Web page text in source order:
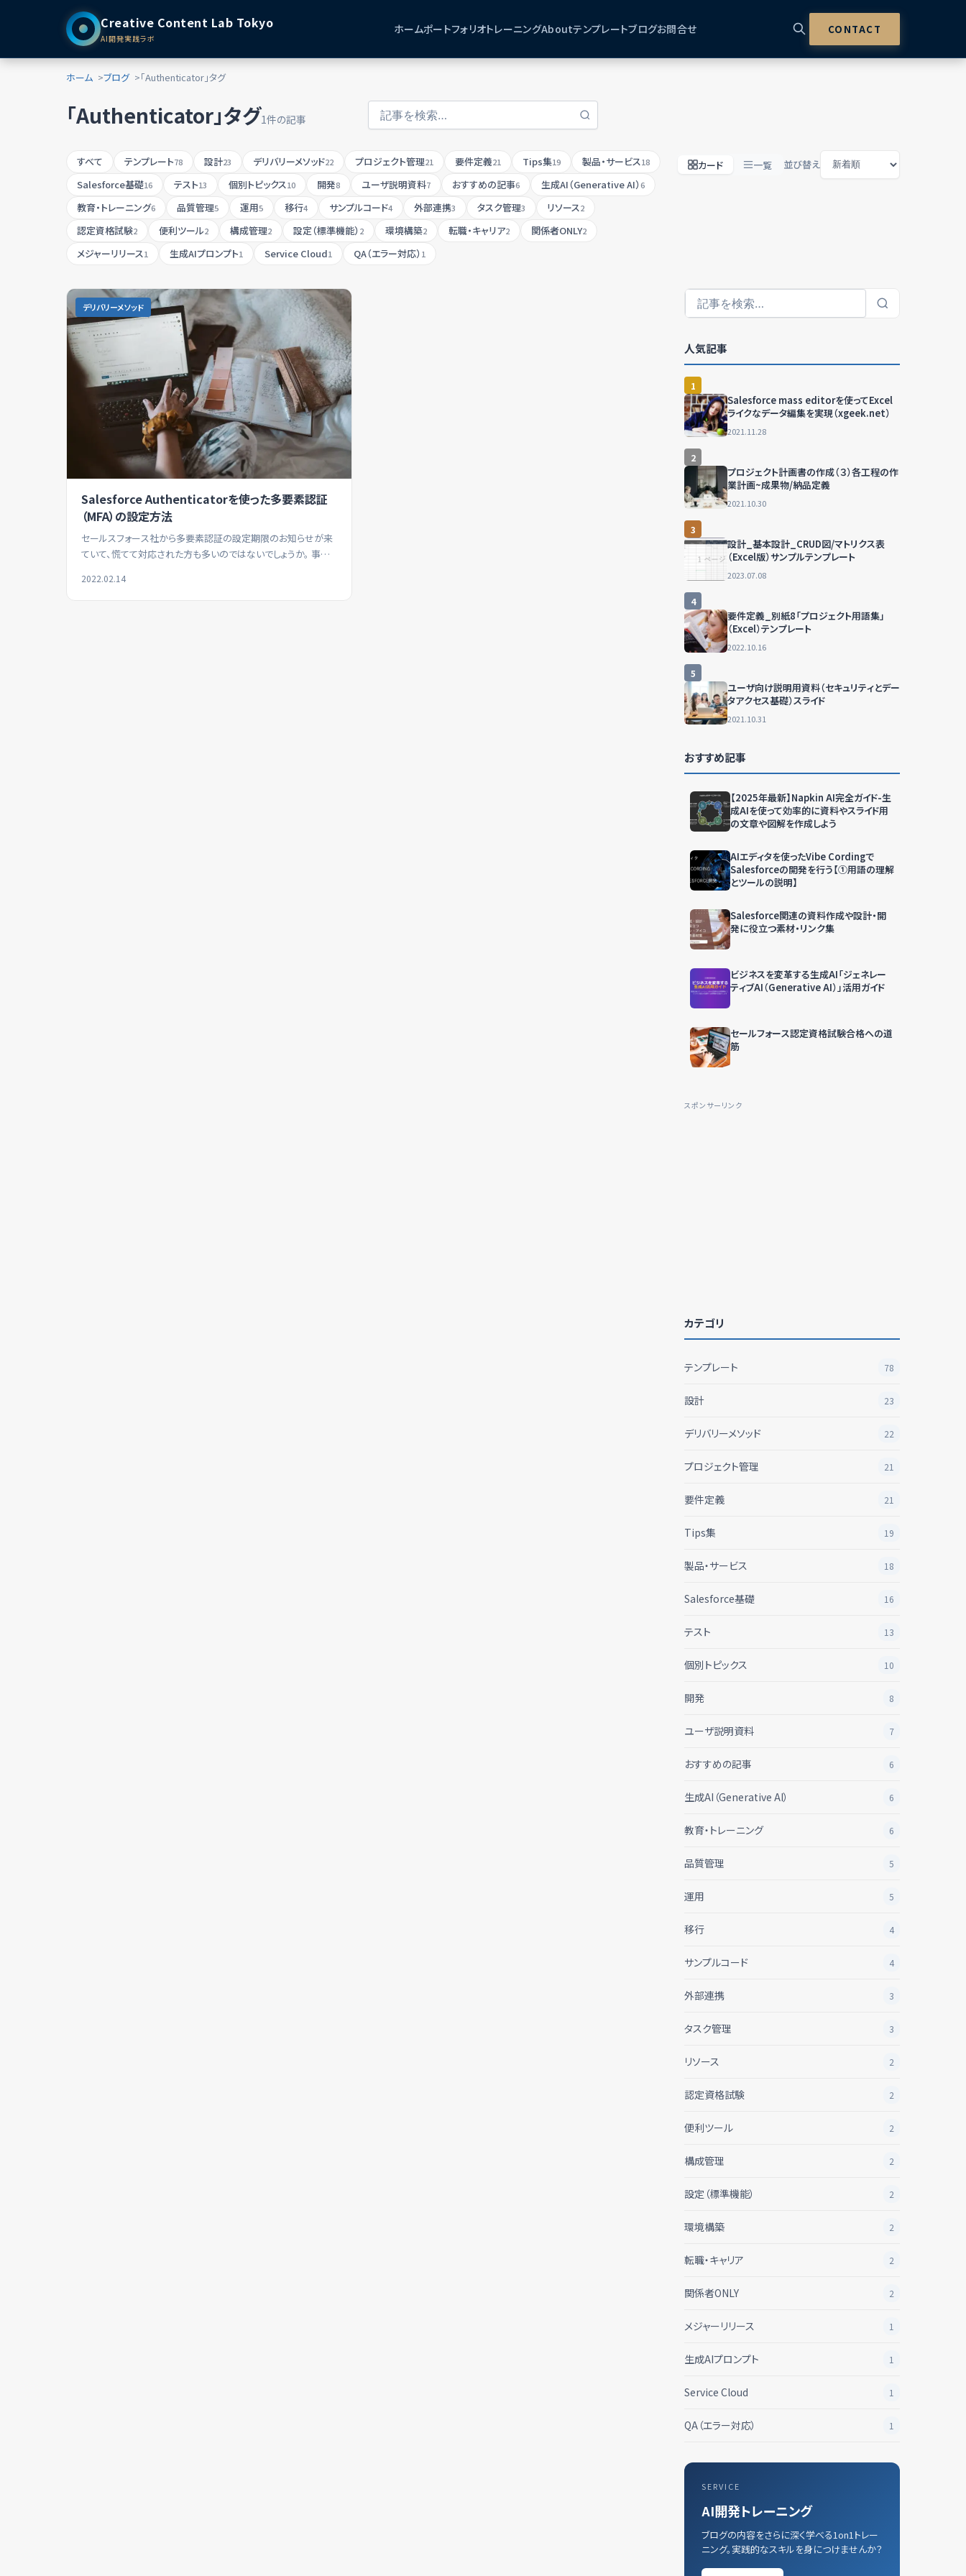
Creative Content Lab Tokyo
AI開発実践ラボ
ホームポートフォリオトレーニングAboutテンプレートブログお問合せ CONTACT
ホーム ブログ 「Authenticator」タグ
「Authenticator」タグ1件の記事
すべて テンプレート78 設計23 デリバリーメソッド22 プロジェクト管理21 要件定義21 Tips集19 製品・サービス18
Salesforce基礎16 テスト13 個別トピックス10 開発8 ユーザ説明資料7 おすすめの記事6 生成AI（Generative AI）6
教育・トレーニング6 品質管理5 運用5 移行4 サンプルコード4 外部連携3 タスク管理3 リソース2
認定資格試験2 便利ツール2 構成管理2 設定（標準機能） 2 環境構築2 転職・キャリア2 関係者ONLY2
メジャーリリース1 生成AIプロンプト1 Service Cloud1 QA（エラー対応） 1
カード 一覧 並び替え
デリバリーメソッド
Salesforce Authenticatorを使った多要素認証
（MFA）の設定方法
セールスフォース社から多要素認証の設定期限のお知らせが来
ていて、慌てて対応された方も多いのではないでしょうか。 事前
2022.02.14
人気記事
1
Salesforce mass editorを使ってExcel
ライクなデータ編集を実現（xgeek.net）
2021.11.28
2
プロジェクト計画書の作成（３）各工程の作
業計画~成果物/納品定義
2021.10.30
3
設計_基本設計_CRUD図/マトリクス表
（Excel版）サンプルテンプレート
2023.07.08
4
要件定義_別紙8「プロジェクト用語集」
（Excel）テンプレート
2022.10.16
5
ユーザ向け説明用資料（セキュリティとデー
タアクセス基礎）スライド
2021.10.31
おすすめ記事
【2025年最新】Napkin AI完全ガイド-生
成AIを使って効率的に資料やスライド用
の文章や図解を作成しよう
AIエディタを使ったVibe Cordingで
Salesforceの開発を行う【①用語の理解
とツールの説明】
Salesforce関連の資料作成や設計・開
発に役立つ素材・リンク集
ビジネスを変革する生成AI「ジェネレー
ティブAI（Generative AI）」活用ガイド
セールフォース認定資格試験合格への道
筋
スポンサーリンク
カテゴリ
テンプレート 78
設計 23
デリバリーメソッド 22
プロジェクト管理 21
要件定義 21
Tips集 19
製品・サービス 18
Salesforce基礎 16
テスト 13
個別トピックス 10
開発 8
ユーザ説明資料 7
おすすめの記事 6
生成AI（Generative AI） 6
教育・トレーニング 6
品質管理 5
運用 5
移行 4
サンプルコード 4
外部連携 3
タスク管理 3
リソース 2
認定資格試験 2
便利ツール 2
構成管理 2
設定（標準機能） 2
環境構築 2
転職・キャリア 2
関係者ONLY 2
メジャーリリース 1
生成AIプロンプト 1
Service Cloud 1
QA（エラー対応） 1
SERVICE
AI開発トレーニング
ブログの内容をさらに深く学べる1on1トレー
ニング。実践的なスキルを身につけませんか？